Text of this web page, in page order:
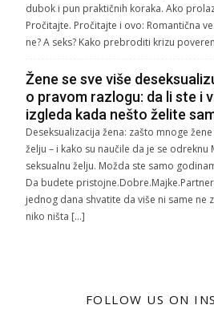
dubok i pun praktičnih koraka. Ako
Pročitajte. Pročitajte i ovo: Romantična
ne? A seks? Kako prebroditi krizu
Žene se sve više
o pravom razlogu: da li ste i
izgleda kada nešto želite
Deseksualizacija žena: zašto mnoge
želju – i kako su naučile da je se odreknu
seksualnu želju. Možda ste samo
Da budete
jednog dana shvatite da više ni same ne
niko ništa […]
FOLLOW US ON